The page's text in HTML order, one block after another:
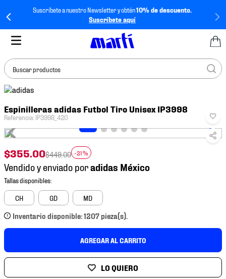
Suscríbete a nuestro Newsletter y obtén10% de descuento.
Suscríbete aquí
Buscar productos
Espinilleras adidas Futbol Tiro Unisex IP3998
Referencia: IP3998_420
$355.00$449.00 -21 %
Vendido y enviado por
CH GD MD
Inventario disponible: 1207 pieza(s).
AGREGAR AL CARRITO
BUSCADOS
3.
tenis
4.
tenis futbol
.
jersey
6.
mochila
7.
mochilas